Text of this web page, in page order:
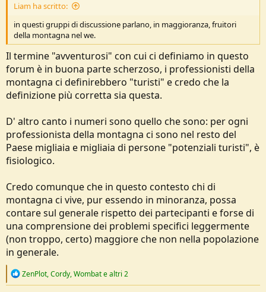
Liam ha scritto:
in questi gruppi di discussione parlano, in maggioranza, fruitori
della montagna nel we.
Il termine "avventurosi" con cui ci definiamo in questo
forum è in buona parte scherzoso, i professionisti della
montagna ci definirebbero "turisti" e credo che la
definizione più corretta sia questa.
D' altro canto i numeri sono quello che sono: per ogni
professionista della montagna ci sono nel resto del
Paese migliaia e migliaia di persone "potenziali turisti", è
fisiologico.
Credo comunque che in questo contesto chi di
montagna ci vive, pur essendo in minoranza, possa
contare sul generale rispetto dei partecipanti e forse di
una comprensione dei problemi specifici leggermente
(non troppo, certo) maggiore che non nella popolazione
in generale.
R
ZenPlot,Cordy,Wombate altri 2